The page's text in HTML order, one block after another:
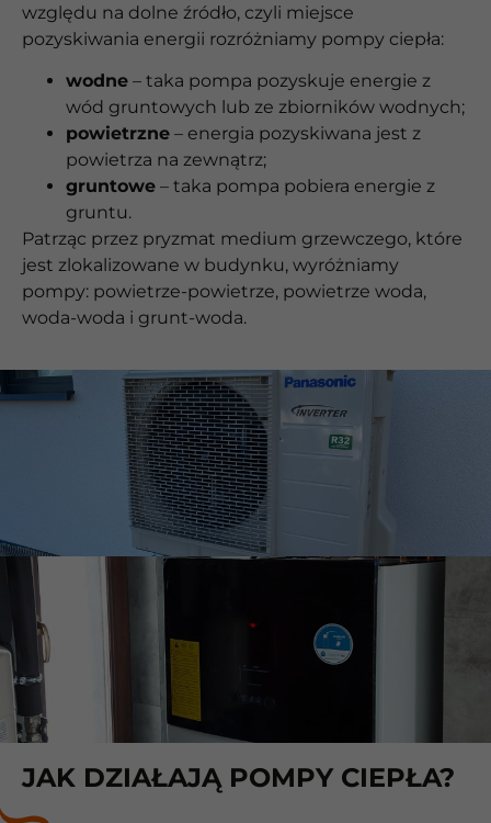
względu na dolne źródło, czyli miejsce
pozyskiwania energii rozróżniamy pompy ciepła:
wodne – taka pompa pozyskuje energie z
wód gruntowych lub ze zbiorników wodnych;
powietrzne – energia pozyskiwana jest z
powietrza na zewnątrz;
gruntowe – taka pompa pobiera energie z
gruntu.
Patrząc przez pryzmat medium grzewczego, które
jest zlokalizowane w budynku, wyróżniamy
pompy: powietrze-powietrze, powietrze woda,
woda-woda i grunt-woda.
JAK DZIAŁAJĄ POMPY CIEPŁA?